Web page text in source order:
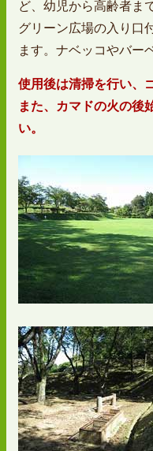
ど、幼児から高齢者ま
グリーン広場の入り口
ます。ナベッコやバー
使用後は清掃を行い、
また、カマドの火の後
い。